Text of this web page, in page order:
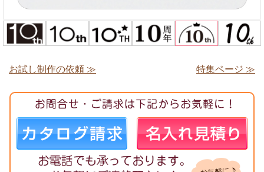
お試し制作の依頼 ≫ 特集ページ ≫